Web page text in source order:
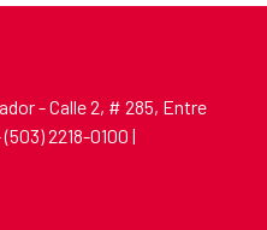
- Calle 2, # 285, Entre
2218-0100 |